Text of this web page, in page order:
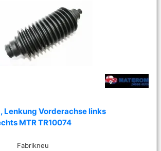
Lenkung Vorderachse links
MTR TR10074
Fabrikneu